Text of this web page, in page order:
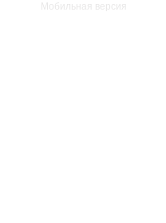
Мобильная версия